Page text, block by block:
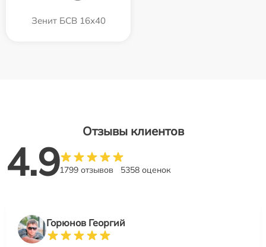
Зенит БСВ 16х40
Отзывы клиентов
4.91799 отзывов 5358 оценок
Горюнов Георгий